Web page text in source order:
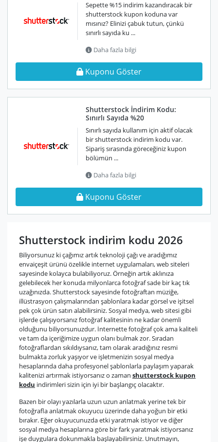
Sepette %15 indirim kazandıracak bir
shutterstock kupon koduna var
mısınız? Elinizi çabuk tutun, çünkü
sınırlı sayıda ku ...
Daha fazla bilgi
Kuponu Göster
Shutterstock İndirim Kodu:
Sınırlı Sayıda %20
Sınırlı sayıda kullanım için aktif olacak
bir shutterstock indirim kodu var.
Sipariş sırasında göreceğiniz kupon
bölümün ...
Daha fazla bilgi
Kuponu Göster
Shutterstock indirim kodu 2026
Biliyorsunuz ki çağımız artık teknoloji çağı ve aradığımız
envaiçeşit ürünü özelikle internet uygulamaları, web siteleri
sayesinde kolayca bulabiliyoruz. Örneğin artık aklınıza
gelebilecek her konuda milyonlarca fotoğraf sade bir kaç tık
uzağınızda. Shutterstock sayesinde fotoğraftan müziğe,
illüstrasyon çalışmalarından şablonlara kadar görsel ve işitsel
pek çok ürün satın alabilirsiniz. Sosyal medya, web sitesi gibi
işlerde çalışıyorsanız fotoğraf kalitesinin ne kadar önemli
olduğunu biliyorsunuzdur. İnternette fotoğraf çok ama kaliteli
ve tam da içeriğimize uygun olanı bulmak zor. Sıradan
fotoğraflardan sıkıldıysanız, tam olarak aradığınız resmi
bulmakta zorluk yaşıyor ve işletmenizin sosyal medya
hesaplarında daha profesyonel şablonlarla paylaşım yaparak
kalitenizi artırmak istiyorsanız o zaman shutterstock kupon
kodu indirimleri sizin için iyi bir başlangıç olacaktır.
Bazen bir olayı yazılarla uzun uzun anlatmak yerine tek bir
fotoğrafla anlatmak okuyucu üzerinde daha yoğun bir etki
bırakır. Eğer okuyucunuzda etki yaratmak istiyor ve diğer
sosyal medya hesaplarına göre bir fark yaratmak istiyorsanız
işe duygulara dokunmakla başlayabilirsiniz. Unutmayın,